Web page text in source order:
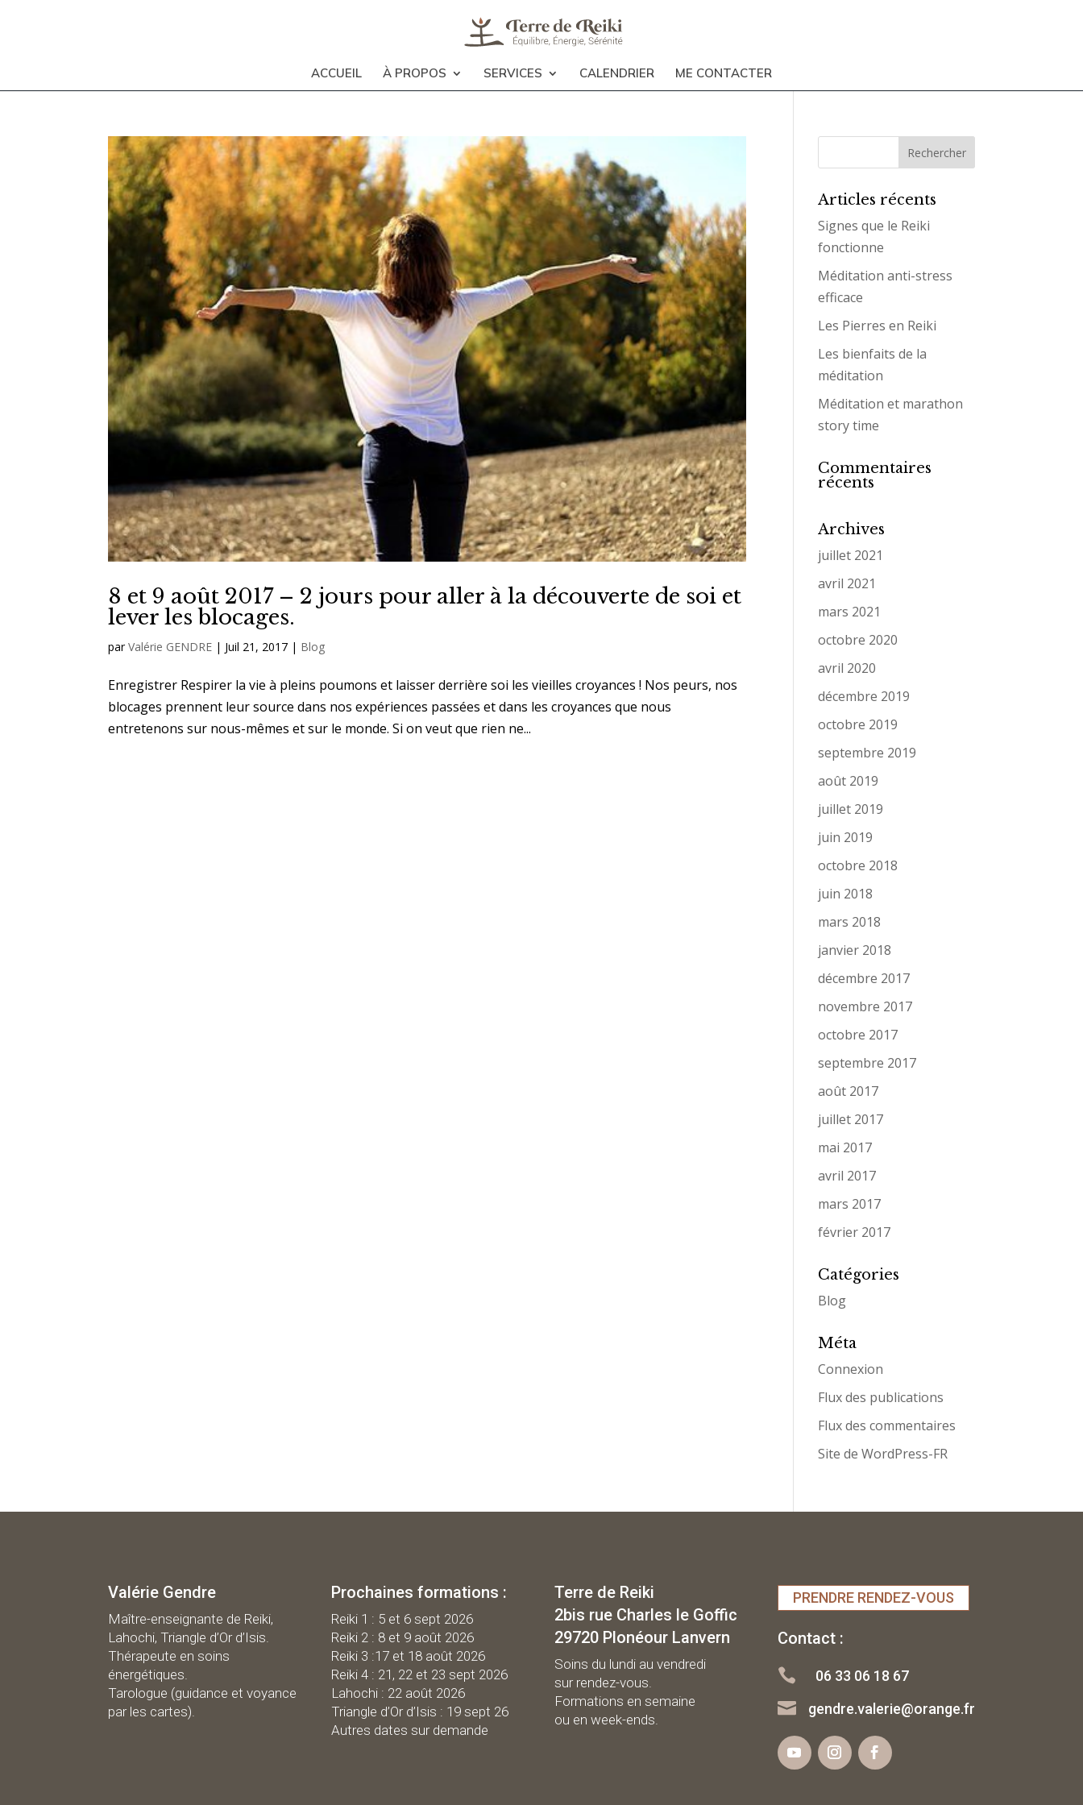
ACCUEIL À PROPOS SERVICES CALENDRIER ME CONTACTER
8 et 9 août 2017 – 2 jours pour aller à la découverte de soi et
lever les blocages.
parValérie GENDRE | Juil 21, 2017 | Blog
Enregistrer Respirer la vie à pleins poumons et laisser derrière soi les vieilles croyances ! Nos peurs, nos
blocages prennent leur source dans nos expériences passées et dans les croyances que nous
entretenons sur nous-mêmes et sur le monde. Si on veut que rien ne...
Articles récents
Signes que le Reiki
fonctionne
Méditation anti-stress
efficace
Les Pierres en Reiki
Les bienfaits de la
méditation
Méditation et marathon
story time
Commentaires
récents
Archives
juillet 2021
avril 2021
mars 2021
octobre 2020
avril 2020
décembre 2019
octobre 2019
septembre 2019
août 2019
juillet 2019
juin 2019
octobre 2018
juin 2018
mars 2018
janvier 2018
décembre 2017
novembre 2017
octobre 2017
septembre 2017
août 2017
juillet 2017
mai 2017
avril 2017
mars 2017
février 2017
Catégories
Blog
Méta
Connexion
Flux des publications
Flux des commentaires
Site de WordPress-FR
Valérie Gendre
Maître-enseignante de Reiki,
Lahochi, Triangle d’Or d’Isis.
Thérapeute en soins
énergétiques.
Tarologue (guidance et voyance
par les cartes).
Prochaines formations :
Reiki 1 : 5 et 6 sept 2026
Reiki 2 : 8 et 9 août 2026
Reiki 3 :17 et 18 août 2026
Reiki 4 : 21, 22 et 23 sept 2026
Lahochi : 22 août 2026
Triangle d’Or d’Isis : 19 sept 26
Autres dates sur demande
Terre de Reiki
2bis rue Charles le Goffic
29720 Plonéour Lanvern
Soins du lundi au vendredi
sur rendez-vous.
Formations en semaine
ou en week-ends.
PRENDRE RENDEZ-VOUS
Contact :
 06 33 06 18 67
 gendre.valerie@orange.fr